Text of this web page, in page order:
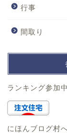
行事
間取り
ランキング参加
にほんブログ村